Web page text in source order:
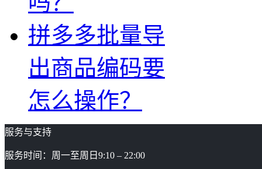
拼多多批量导
出商品编码要
怎么操作？
服务与支持
服务时间：周一至周日9:10 – 22:00